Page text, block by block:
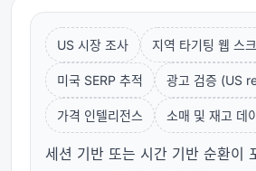
US 시장 조사 지역 타기팅 웹 스
미국 SERP 추적 광고 검증 (US
가격 인텔리전스 소매 및 재고 데
세션 기반 또는 시간 기반 순환이